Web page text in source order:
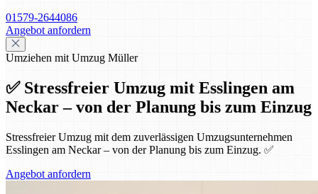
01579-2644086
Angebot anfordern
Umziehen mit Umzug Müller
✅ Stressfreier Umzug mit Esslingen am
Neckar – von der Planung bis zum Einzug
Stressfreier Umzug mit dem zuverlässigen Umzugsunternehmen
Esslingen am Neckar – von der Planung bis zum Einzug. ✅
Angebot anfordern